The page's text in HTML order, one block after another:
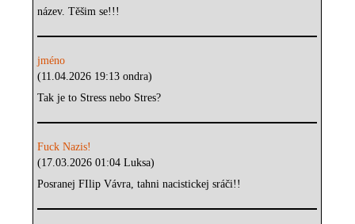
název. Těšim se!!!
jméno
(11.04.2026 19:13 ondra)
Tak je to Stress nebo Stres?
Fuck Nazis!
(17.03.2026 01:04 Luksa)
Posranej FIlip Vávra, tahni nacistickej sráči!!